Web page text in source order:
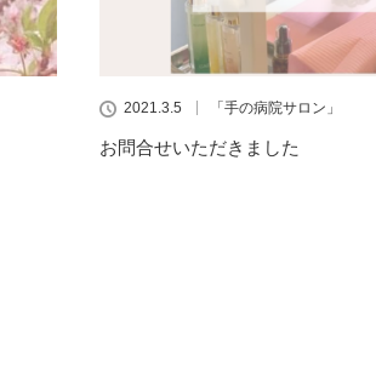
2021.3.5 「手の病院サロン」
お問合せいただきました